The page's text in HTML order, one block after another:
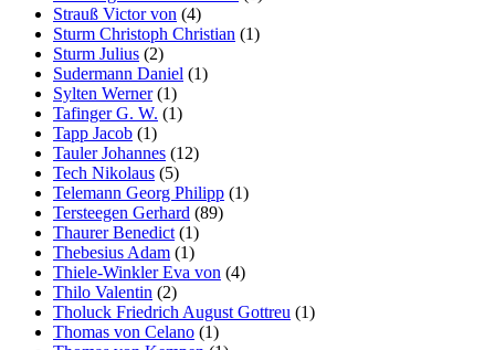
Strauß Victor von (4)
Sturm Christoph Christian (1)
Sturm Julius (2)
Sudermann Daniel (1)
Sylten Werner(1)
Tafinger G. W. (1)
Tapp Jacob (1)
Tauler Johannes (12)
Tech Nikolaus (5)
Telemann Georg Philipp (1)
Tersteegen Gerhard (89)
Thaurer Benedict (1)
Thebesius Adam (1)
Thiele-Winkler Eva von (4)
Thilo Valentin (2)
Tholuck Friedrich August Gottreu (1)
Thomas von Celano (1)